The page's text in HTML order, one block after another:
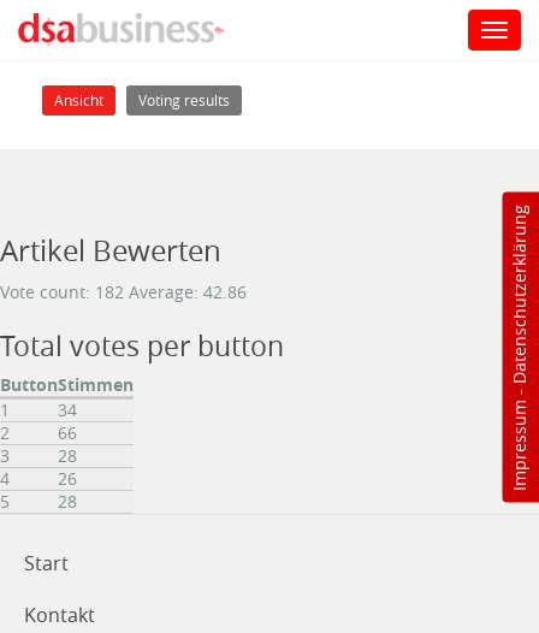
Impressum
-
Datenschutzerklärung
Haupt-Reiter
Ansicht Voting results
Artikel Bewerten
Vote count: 182 Average: 42.86
Total votes per button
ButtonStimmen
1
34
2
66
3
28
4
26
5
28
Start
Kontakt